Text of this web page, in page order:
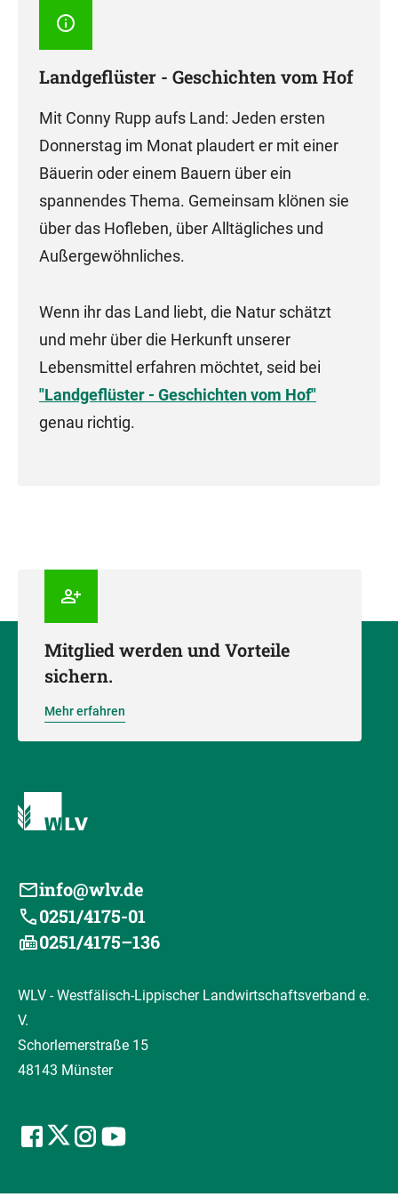
Landgeflüster - Geschichten vom Hof
Mit Conny Rupp aufs Land: Jeden ersten
Donnerstag im Monat plaudert er mit einer
Bäuerin oder einem Bauern über ein
spannendes Thema. Gemeinsam klönen sie
über das Hofleben, über Alltägliches und
Außergewöhnliches.
Wenn ihr das Land liebt, die Natur schätzt
und mehr über die Herkunft unserer
Lebensmittel erfahren möchtet, seid bei
"Landgeflüster - Geschichten vom Hof"
genau richtig.
Mitglied werden und Vorteile
sichern.
Mehr erfahren
info@wlv.de
0251/4175-01
0251/4175–136
WLV - Westfälisch-Lippischer Landwirtschaftsverband e.
V.
Schorlemerstraße 15
48143 Münster